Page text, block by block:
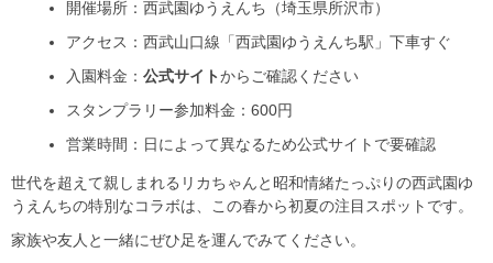
開催場所：西武園ゆうえんち（埼玉県所沢市）
アクセス：西武山口線「西武園ゆうえんち駅」下車すぐ
入園料金： 公式サイトからご確認ください
スタンプラリー参加料金：600円
営業時間：日によって異なるため公式サイトで要確認
世代を超えて親しまれるリカちゃんと昭和情緒たっぷりの西武園ゆ
うえんちの特別なコラボは、この春から初夏の注目スポットです。
家族や友人と一緒にぜひ足を運んでみてください。